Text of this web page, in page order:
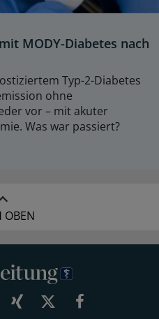
MODY-Diabetes nach
Typ-2-Diabetes
ohne
vor – mit akuter
Was war passiert?
OBEN